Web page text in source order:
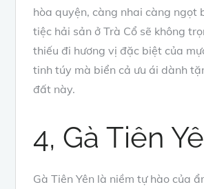
hòa quyện, càng nhai càng ngọt
tiệc hải sản ở Trà Cổ sẽ không
thiếu đi hương vị đặc biệt của
tinh túy mà biển cả ưu ái dành
đất này.
4, Gà Tiên
Gà Tiên Yên là niềm tự hào của